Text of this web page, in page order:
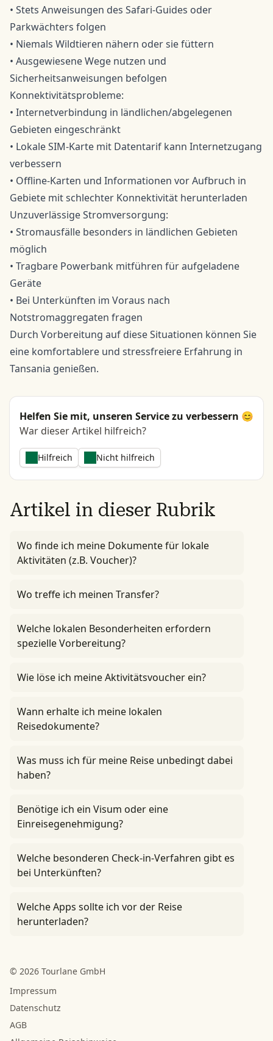
• Stets Anweisungen des Safari-Guides oder
Parkwächters folgen
• Niemals Wildtieren nähern oder sie füttern
• Ausgewiesene Wege nutzen und
Sicherheitsanweisungen befolgen
Konnektivitätsprobleme:
• Internetverbindung in ländlichen/abgelegenen
Gebieten eingeschränkt
• Lokale SIM-Karte mit Datentarif kann Internetzugang
verbessern
• Offline-Karten und Informationen vor Aufbruch in
Gebiete mit schlechter Konnektivität herunterladen
Unzuverlässige Stromversorgung:
• Stromausfälle besonders in ländlichen Gebieten
möglich
• Tragbare Powerbank mitführen für aufgeladene
Geräte
• Bei Unterkünften im Voraus nach
Notstromaggregaten fragen
Durch Vorbereitung auf diese Situationen können Sie
eine komfortablere und stressfreiere Erfahrung in
Tansania genießen.
Helfen Sie mit, unseren Service zu verbessern 😊
War dieser Artikel hilfreich?
Hilfreich Nicht hilfreich
Artikel in dieser Rubrik
Wo finde ich meine Dokumente für lokale
Aktivitäten (z.B. Voucher)?
Wo treffe ich meinen Transfer?
Welche lokalen Besonderheiten erfordern
spezielle Vorbereitung?
Wie löse ich meine Aktivitätsvoucher ein?
Wann erhalte ich meine lokalen
Reisedokumente?
Was muss ich für meine Reise unbedingt dabei
haben?
Benötige ich ein Visum oder eine
Einreisegenehmigung?
Welche besonderen Check-in-Verfahren gibt es
bei Unterkünften?
Welche Apps sollte ich vor der Reise
herunterladen?
© 2026 Tourlane GmbH
Impressum
Datenschutz
AGB